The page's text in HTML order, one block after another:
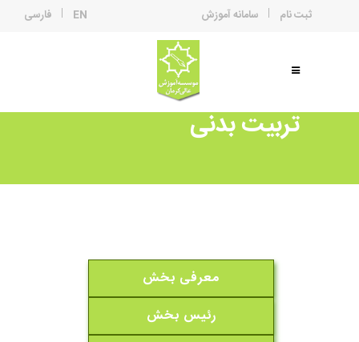
فارسی EN سامانه آموزش ثبت نام
تربیت بدنی
معرفی بخش
رئیس بخش